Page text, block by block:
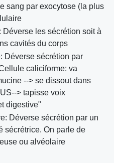
sang par exocytose (la plus
les sécrétion soit à
cavités du corps
Déverse sécrétion par
caliciforme: va
--> se dissout dans
> tapisse voix
digestive"
Déverse sécrétion par un
sécrétrice. On parle de
ou alvéolaire